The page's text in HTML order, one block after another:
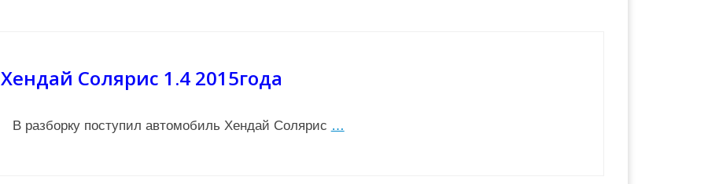
Хендай Солярис 1.4 2015года
В разборку поступил автомобиль Хендай Солярис …